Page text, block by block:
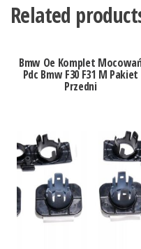
Related
Bmw Oe Komplet
Pdc Bmw F30 F31 M Pakiet
Przedni